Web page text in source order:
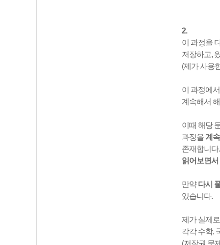
2.
이 과정을
저장하고,
(제가 사용
이 과정에
계속해서
이때 해당
과정을계
존재합니
읽어보면서
만약다시
있습니다.
제가 실제
각각 수학,
(저작권 문